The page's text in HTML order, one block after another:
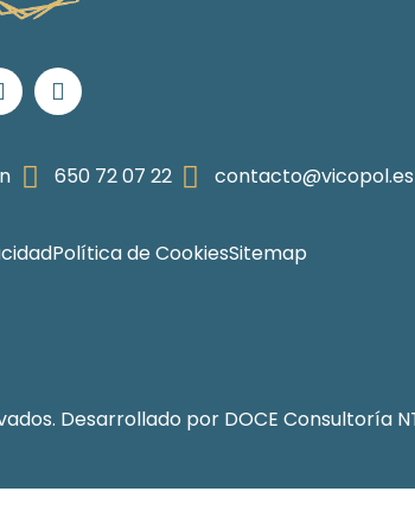
650 72 07 22 contacto@vicopol.es
Política de CookiesSitemap
Desarrollado por DOCE Consultoría